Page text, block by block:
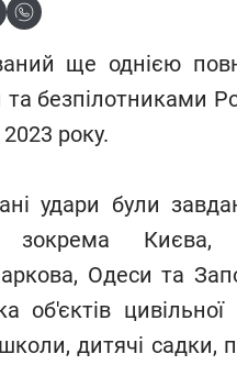
ще однією
безпілотниками
року.
удари були
зокрема
Одеси та
об'єктів
дитячі садки,